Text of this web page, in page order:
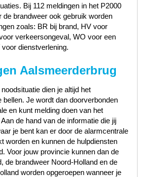
Bij 112 meldingen in het P2000
brandweer ook gebruik worden
zoals: BR bij brand, HV voor
verkeersongeval, WO voor een
dienstverlening.
Aalsmeerderbrug
dien je altijd het
bellen. Je wordt dan doorverbonden
en kunt melding doen van het
de hand van de informatie die jij
je bent kan er door de alarmcentrale
worden en kunnen de hulpdiensten
Voor jouw provincie kunnen dan de
de brandweer Noord-Holland en de
worden opgeroepen wanneer je